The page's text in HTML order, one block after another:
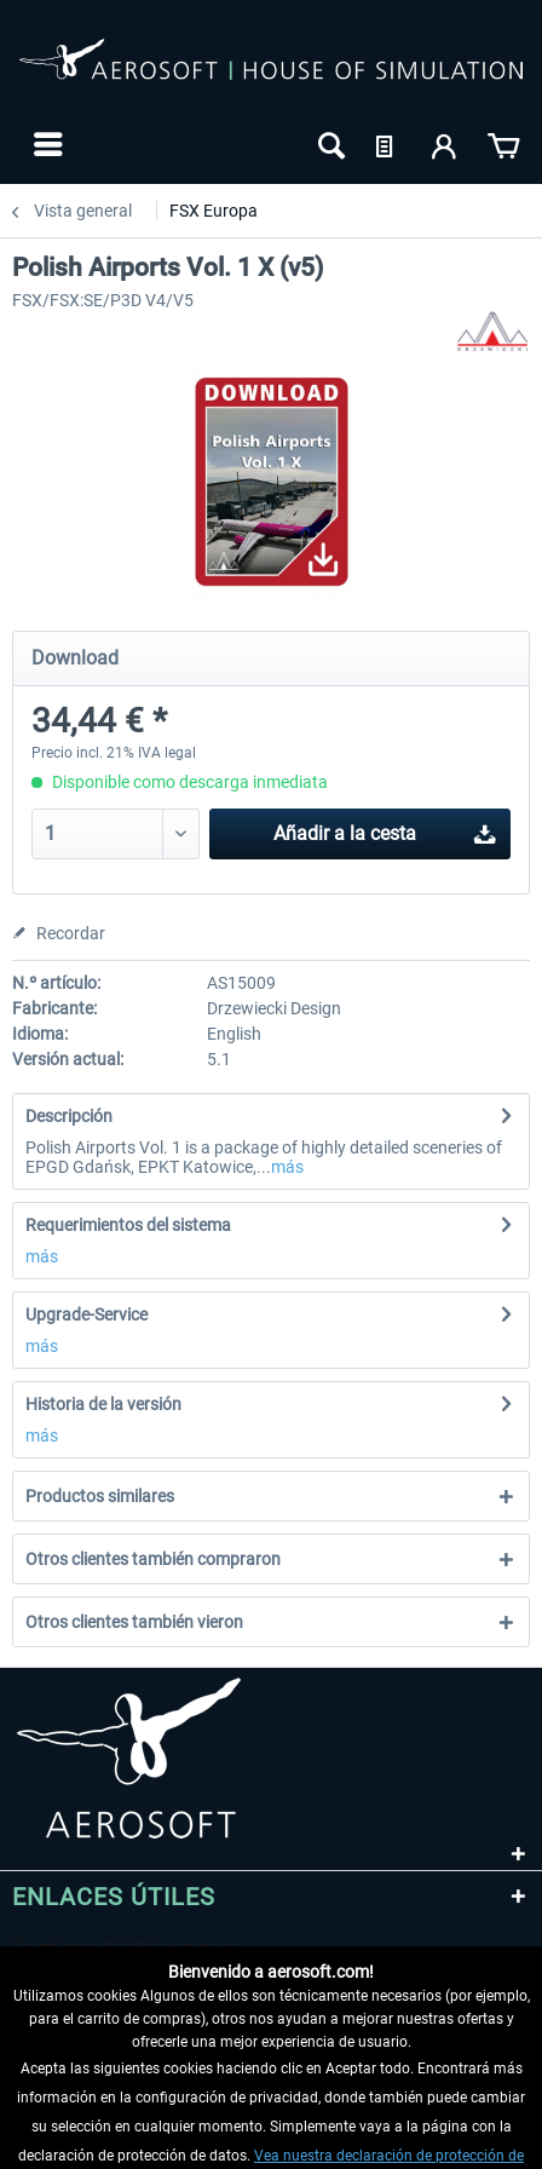
Vista general FSX Europa
Mega Airport Frankfurt V2.0
30,45 € *
Mega Airport Berlin
Polish Airports Vol. 1 X (v5)
FSX/FSX:SE/P3D V4/V5
Download
34,44 € *
Precio incl. 21% IVA legal
Disponible como descarga inmediata
Añadir a la cesta
Recordar
N.º artículo:
AS15009
Fabricante:
Drzewiecki Design
Idioma:
English
Versión actual:
5.1
Descripción
Polish Airports Vol. 1 is a package of highly detailed sceneries of
EPGD Gdańsk, EPKT Katowice,...más
Requerimientos del sistema
más
Upgrade-Service
más
Historia de la versión
más
Productos similares
Otros clientes también compraron
Otros clientes también vieron
ENLACES ÚTILES
DESISTIR DEL CONTRATO
Bienvenido a aerosoft.com!
Utilizamos cookies Algunos de ellos son técnicamente necesarios (por ejemplo,
para el carrito de compras), otros nos ayudan a mejorar nuestras ofertas y
ofrecerle una mejor experiencia de usuario.
Acepta las siguientes cookies haciendo clic en Aceptar todo. Encontrará más
información en la configuración de privacidad, donde también puede cambiar
su selección en cualquier momento. Simplemente vaya a la página con la
declaración de protección de datos. Vea nuestra declaración de protección de